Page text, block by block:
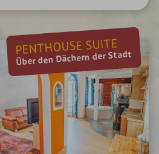
PENTHOUSE SUITE
Über den Dächern der Stadt